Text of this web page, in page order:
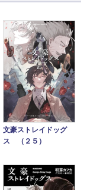
文豪ストレイドッグ
ス （２５）